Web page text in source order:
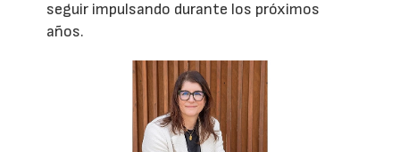
seguir impulsando durante los próximos
años.